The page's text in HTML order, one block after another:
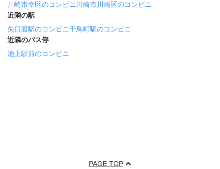
川崎市幸区のコンビニ川崎市川崎区のコンビニ
近隣の駅
矢口渡駅のコンビニ千鳥町駅のコンビニ
近隣のバス停
池上駅前のコンビニ
PAGE TOP